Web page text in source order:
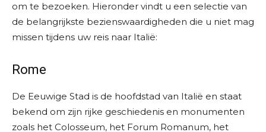
om te bezoeken. Hieronder vindt u een selectie van
de belangrijkste bezienswaardigheden die u niet mag
missen tijdens uw reis naar Italië:
Rome
De Eeuwige Stad is de hoofdstad van Italië en staat
bekend om zijn rijke geschiedenis en monumenten
zoals het Colosseum, het Forum Romanum, het